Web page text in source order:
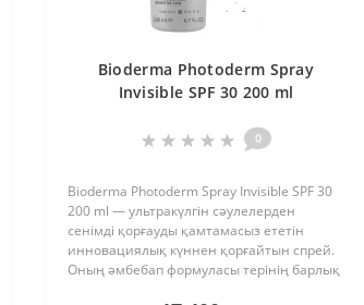
Bioderma Photoderm Spray
Invisible SPF 30 200 ml
0
Bioderma Photoderm Spray Invisible SPF 30
200 ml — ультракүлгін сәулелерден
сенімді қорғауды қамтамасыз ететін
инновациялық күннен қорғайтын спрей.
Оның әмбебап формуласы терінің барлық